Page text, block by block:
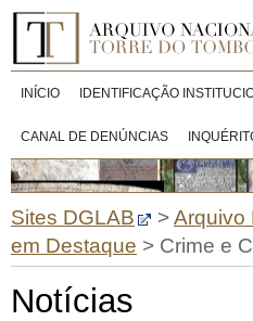
INÍCIO IDENTIFICAÇÃO
CANAL DE DENÚNCIAS
Sites DGLAB >Arquivo
em Destaque > Crime e
Notícias